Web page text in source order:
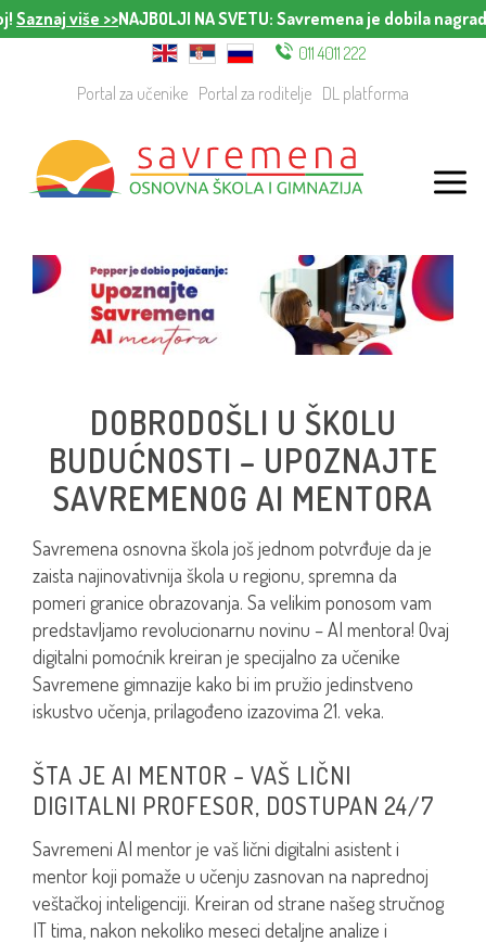
Saznaj više >>NAJBOLJI NA SVETU: Savremena je dobila
011 4011 222
Portal za učenike Portal za roditelje DL platforma
DOBRODOŠLI U ŠKOLU
BUDUĆNOSTI – UPOZNAJTE
SAVREMENOG AI MENTORA
Savremena osnovna škola još jednom potvrđuje da je
zaista najinovativnija škola u regionu, spremna da
pomeri granice obrazovanja. Sa velikim ponosom vam
predstavljamo revolucionarnu novinu – AI mentora! Ovaj
digitalni pomoćnik kreiran je specijalno za učenike
Savremene gimnazije kako bi im pružio jedinstveno
iskustvo učenja, prilagođeno izazovima 21. veka.
ŠTA JE AI MENTOR – VAŠ LIČNI
DIGITALNI PROFESOR, DOSTUPAN 24/7
Savremeni AI mentor je vaš lični digitalni asistent i
mentor koji pomaže u učenju zasnovan na naprednoj
veštačkoj inteligenciji. Kreiran od strane našeg stručnog
IT tima, nakon nekoliko meseci detaljne analize i